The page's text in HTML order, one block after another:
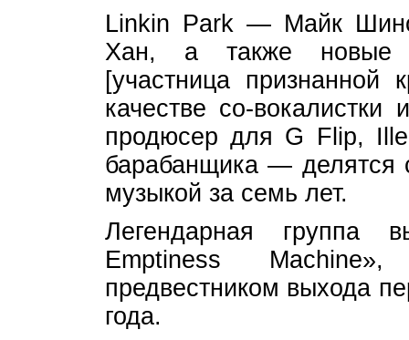
Linkin Park — Майк
Хан, а также новые
[участница
качестве со-
продюсер для G Flip,
барабанщика — делятся
музыкой за семь лет.
Легендарная группа
Emptiness
предвестником выхода
года.